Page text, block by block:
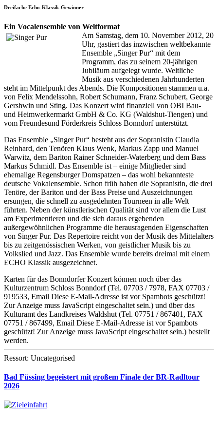
Dreifache Echo-Klassik-Gewinner
Ein Vocalensemble von Weltformat
Am Samstag, dem 10. November 2012, 20
Uhr, gastiert das inzwischen weltbekannte
Ensemble „Singer Pur“ mit dem
Programm, das zu seinem 20-jährigen
Jubiläum aufgelegt wurde. Weltliche
Musik aus verschiedenen Jahrhunderten
steht im Mittelpunkt des Abends. Die Kompositionen stammen u.a.
von Felix Mendelssohn, Robert Schumann, Franz Schubert, George
Gershwin und Sting. Das Konzert wird finanziell von OBI Bau-
und Heimwerkermarkt GmbH & Co. KG (Waldshut-Tiengen) und
vom Freundesund Förderkreis Schloss Bonndorf unterstützt.
Das Ensemble „Singer Pur“ besteht aus der Sopranistin Claudia
Reinhard, den Tenören Klaus Wenk, Markus Zapp und Manuel
Warwitz, dem Bariton Rainer Schneider-Waterberg und dem Bass
Markus Schmidl. Das Ensemble ist – einige Mitglieder sind
ehemalige Regensburger Domspatzen – das wohl bekannteste
deutsche Vokalensemble. Schon früh haben die Sopranistin, die drei
Tenöre, der Bariton und der Bass Preise und Auszeichnungen
ersungen, die schnell zu ausgedehnten Tourneen in alle Welt
führten. Neben der künstlerischen Qualität sind vor allem die Lust
am Experimentieren und die sich daraus ergebenden
außergewöhnlichen Programme die herausragenden Eigenschaften
von Singer Pur. Das Repertoire reicht von der Musik des Mittelalters
bis zu zeitgenössischen Werken, von geistlicher Musik bis zu
Volkslied und Jazz. Das Ensemble wurde bereits dreimal mit einem
ECHO Klassik ausgezeichnet.
Karten für das Bonndorfer Konzert können noch über das
Kulturzentrum Schloss Bonndorf (Tel. 07703 / 7978, FAX 07703 /
919533, Email Diese E-Mail-Adresse ist vor Spambots geschützt!
Zur Anzeige muss JavaScript eingeschaltet sein.) und über das
Kulturamt des Landkreises Waldshut (Tel. 07751 / 867401, FAX
07751 / 867499, Email Diese E-Mail-Adresse ist vor Spambots
geschützt! Zur Anzeige muss JavaScript eingeschaltet sein.) bestellt
werden.
Ressort: Uncategorised
Bad Füssing begeistert mit großem Finale der BR-Radltour
2026